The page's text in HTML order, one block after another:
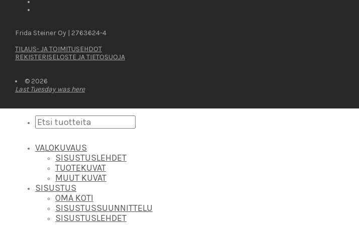
Frida Steiner Oy | 2763624-4
TILAUS- JA TOIMITUSEHDOT
REKISTERISELOSTE JA TIETOSUOJA
© 2026
Last Tuesday was here
VALOKUVAUS
SISUSTUSLEHDET
TUOTEKUVAT
MUUT KUVAT
SISUSTUS
OMA KOTI
SISUSTUSSUUNNITTELU
SISUSTUSLEHDET